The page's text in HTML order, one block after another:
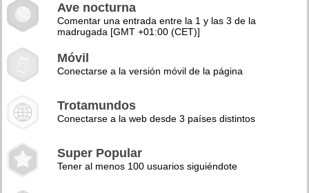
Ave nocturna
Comentar una entrada entre la 1 y las 3 de la
madrugada [GMT +01:00 (CET)]
Móvil
Conectarse a la versión móvil de la página
Trotamundos
Conectarse a la web desde 3 países distintos
Super Popular
Tener al menos 100 usuarios siguiéndote